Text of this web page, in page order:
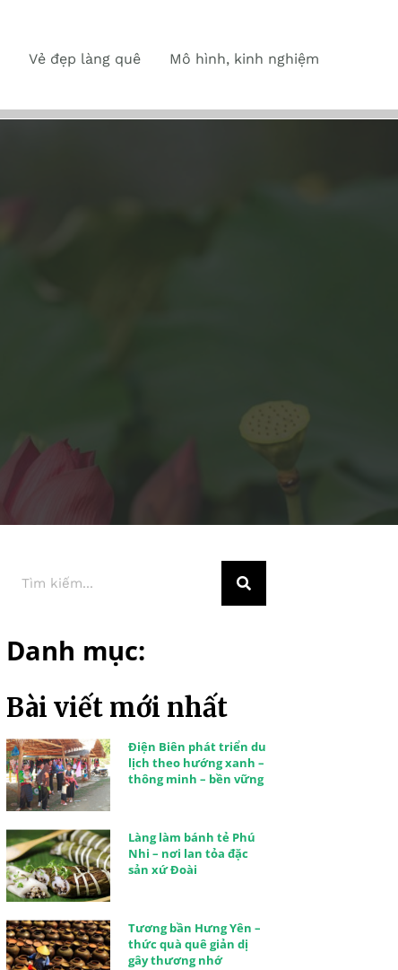
Vẻ đẹp làng quê Mô hình, kinh nghiệm
Danh mục:
Bài viết mới nhất
Điện Biên phát triển du
lịch theo hướng xanh –
thông minh – bền vững
Làng làm bánh tẻ Phú
Nhi – nơi lan tỏa đặc
sản xứ Đoài
Tương bần Hưng Yên –
thức quà quê giản dị
gây thương nhớ